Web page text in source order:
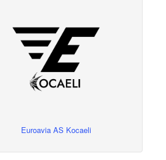
Euroavia AS Kocaeli